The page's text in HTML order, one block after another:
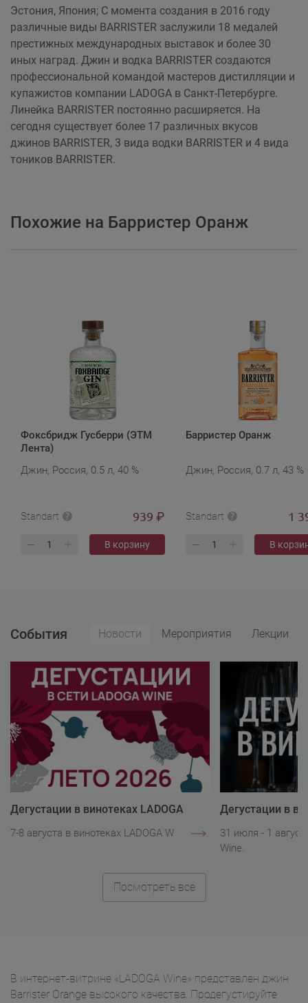
Эстония, Япония; С момента создания в 2016 году
различные виды BARRISTER заслужили 18 медалей
престижных международных выставок и более 30
иных наград. Джин и водка BARRISTER создаются
профессиональной командой мастеров дистилляции и
купажистов компании LADOGA в Санкт-Петербурге.
Линейка BARRISTER постоянно расширяется. На
сегодня существует более 17 различных вкусов
джинов BARRISTER, 3 вида водки BARRISTER и 4 вида
тоников BARRISTER.
Похожие на Барристер Оранж
Фоксбридж Гусберри (ЭТМ
Лента)
Джин, Россия, 0.5 л, 40 %
Standart 939 ₽
В корзину
Барристер Оранж
Джин, Россия, 0.7 л, 43 %
Standart 1
В
События Новости Мероприятия Лекции
Дегустации в винотеках LADOGA
7-8 августа в винотеках LADOGA Wine.
Дегустации в
31 июля - 1
Wine.
Посмотреть все
В интернет-витрине «LADOGA Wine» представлен джин
Barrister Orange высокого качества. Продегустируйте